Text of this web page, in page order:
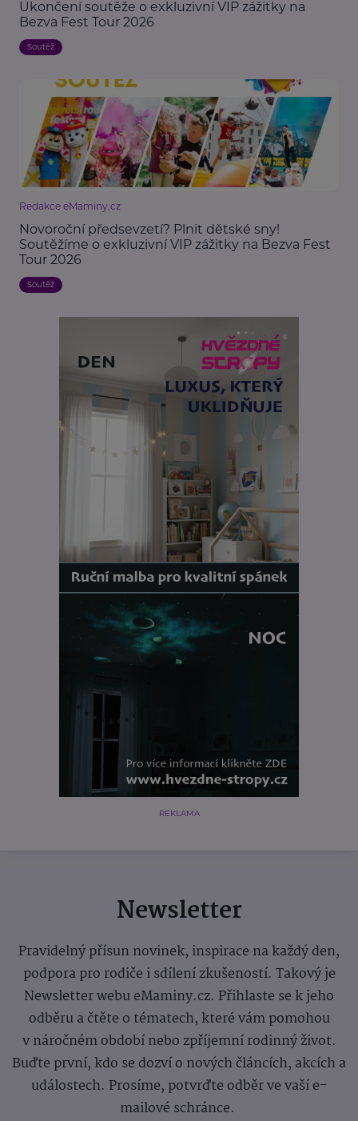
Ukončení soutěže o exkluzivní VIP zážitky na
Bezva Fest Tour 2026
Soutěž
Redakce eMaminy.cz
Novoroční předsevzetí? Plnit dětské sny!
Soutěžíme o exkluzivní VIP zážitky na Bezva Fest
Tour 2026
Soutěž
REKLAMA
Newsletter
Pravidelný přísun novinek, inspirace na každý den,
podpora pro rodiče i sdílení zkušeností. Takový je
Newsletter webu eMaminy.cz. Přihlaste se k jeho
odběru a čtěte o tématech, které vám pomohou
v náročném období nebo zpříjemní rodinný život.
Buďte první, kdo se dozví o nových článcích, akcích a
událostech. Prosíme, potvrďte odběr ve vaší e-
mailové schránce.